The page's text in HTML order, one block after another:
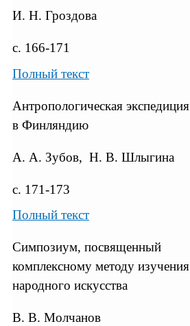
И. Н. Гроздова
с. 166-171
Полный текст
Антропологическая экспедиция
в Финляндию
А. А. Зубов, Н. В. Шлыгина
с. 171-173
Полный текст
Симпозиум, посвященный
комплексному методу изучения
народного искусства
В. В. Молчанов